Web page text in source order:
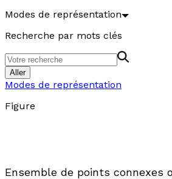
Modes de représentation
Recherche par mots clés
Aller
Modes de représentation
Figure
Ensemble de points connexes